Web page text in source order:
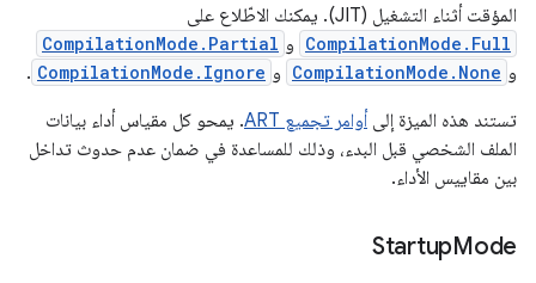
المؤقت أثناء التشغيل (JIT). يمكنك الاطّلاع على
CompilationMode.Full و CompilationMode.Partial
و CompilationMode.None و CompilationMode.Ignore
.
تستند هذه الميزة إلىأوامر تجميع ART
. يمحو كل مقياس أداء بيانات
الملف الشخصي قبل البدء، وذلك للمساعدة في ضمان عدم حدوث تداخل
بين مقاييس الأداء.
StartupMode